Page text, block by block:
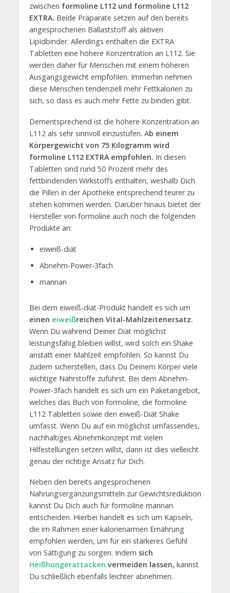
zwischen formoline L112 und formoline L112
EXTRA. Beide Präparate setzen auf den bereits
angesprochenen Ballaststoff als aktiven
Lipidbinder. Allerdings enthalten die EXTRA
Tabletten eine höhere Konzentration an L112. Sie
werden daher für Menschen mit einem höheren
Ausgangsgewicht empfohlen. Immerhin nehmen
diese Menschen tendenziell mehr Fettkalorien zu
sich, so dass es auch mehr Fette zu binden gibt.
Dementsprechend ist die höhere Konzentration an
L112 als sehr sinnvoll einzustufen. Ab einem
Körpergewicht von 75 Kilogramm wird
formoline L112 EXTRA empfohlen. In diesen
Tabletten sind rund 50 Prozent mehr des
fettbindenden Wirkstoffs enthalten, weshalb Dich
die Pillen in der Apotheke entsprechend teurer zu
stehen kommen werden. Darüber hinaus bietet der
Hersteller von formoline auch noch die folgenden
Produkte an:
eiweiß-diät
Abnehm-Power-3fach
mannan
Bei dem eiweiß-diät-Produkt handelt es sich um
einen eiweißreichen Vital-Mahlzeitenersatz.
Wenn Du während Deiner Diät möglichst
leistungsfähig bleiben willst, wird solch ein Shake
anstatt einer Mahlzeit empfohlen. So kannst Du
zudem sicherstellen, dass Du Deinem Körper viele
wichtige Nährstoffe zuführst. Bei dem Abnehm-
Power-3fach handelt es sich um ein Paketangebot,
welches das Buch von formoline, die formoline
L112 Tabletten sowie den eiweiß-Diät Shake
umfasst. Wenn Du auf ein möglichst umfassendes,
nachhaltiges Abnehmkonzept mit vielen
Hilfestellungen setzen willst, dann ist dies vielleicht
genau der richtige Ansatz für Dich.
Neben den bereits angesprochenen
Nahrungsergänzungsmitteln zur Gewichtsreduktion
kannst Du Dich auch für formoline mannan
entscheiden. Hierbei handelt es sich um Kapseln,
die im Rahmen einer kalorienarmen Ernährung
empfohlen werden, um für ein stärkeres Gefühl
von Sättigung zu sorgen. Indem sich
Heißhungerattacken vermeiden lassen, kannst
Du schließlich ebenfalls leichter abnehmen.